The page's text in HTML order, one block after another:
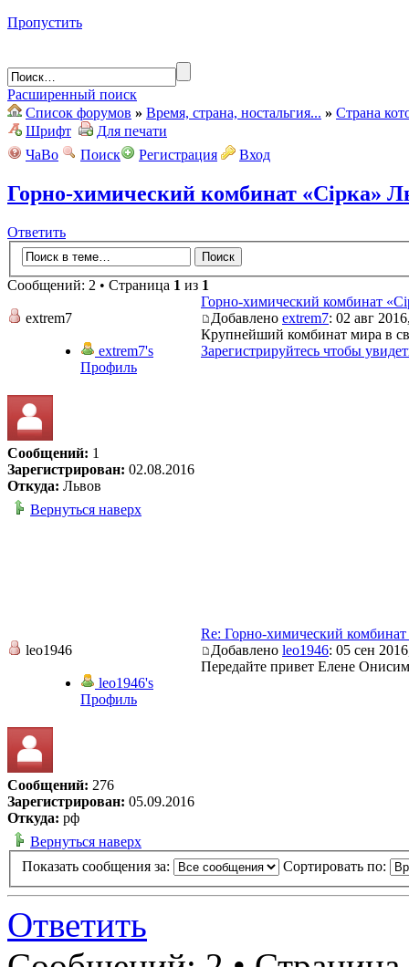
Пропустить
Расширенный поиск
Список форумов » Время, страна, ностальгия... » Страна
Шрифт
Для печати
ЧаВо
Поиск Регистрация Вход
Горно-химический комбинат «Сірка»
Ответить
Сообщений: 2 • Страница 1 из 1
extrem7
extrem7's
Профиль
Сообщений: 1
Зарегистрирован: 02.08.2016
Откуда: Львов
Горно-химический комбинат
Добавлено extrem7: 02 авг
Крупнейший комбинат мира в
Зарегистрируйтесь чтобы
Вернуться наверх
leo1946
leo1946's
Профиль
Сообщений: 276
Зарегистрирован: 05.09.2016
Откуда: рф
Re: Горно-химический
Добавлено leo1946: 05 сен
Передайте привет Елене
Вернуться наверх
Показать сообщения за:
Сортировать по:
Ответить